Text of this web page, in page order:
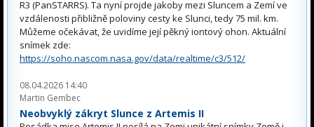
R3 (PanSTARRS). Ta nyní projde jakoby mezi Sluncem a Zemí ve
vzdálenosti přibližně poloviny cesty ke Slunci, tedy 75 mil. km.
Můžeme očekávat, že uvidíme její pěkný iontový ohon. Aktuální
snímek zde:
https://soho.nascom.nasa.gov/data/realtime/c3/512/
08.04.2026 14:40
Martin Gembec
Neobvyklý zákryt Slunce z Artemis II